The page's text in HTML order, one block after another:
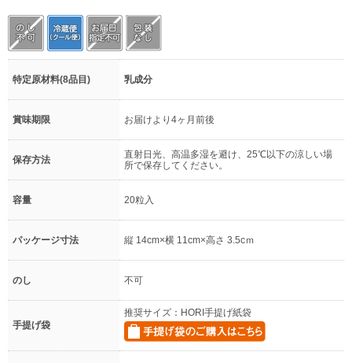
特定原材料(8品目) 乳成分
賞味期限 お届けより4ヶ月前後
保存方法
直射日光、高温多湿を避け、25℃以下の涼しい場
所で保存してください。
容量 20粒入
パッケージ寸法 縦 14cm×横 11cm×高さ 3.5cｍ
のし 不可
手提げ袋
推奨サイズ：HORI手提げ紙袋